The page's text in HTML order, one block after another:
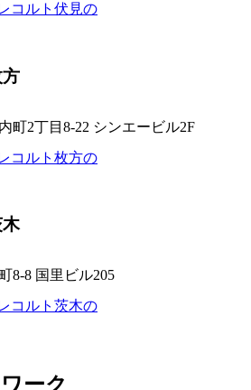
コルト伏見の
町2丁目8-22 シンエービル2F
コルト枚方の
8-8 国里ビル205
コルト茨木の
ーク